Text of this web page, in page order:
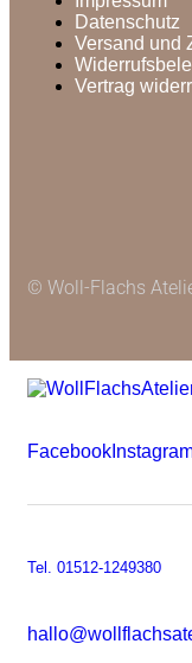
Datenschutz
Versand und
Vertrag
© Woll-Flachs
Facebook
Tel. 01512-1249380